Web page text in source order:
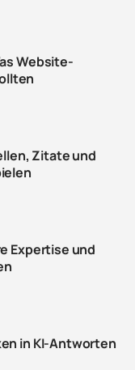
Website-
Zitate und
Expertise und
in KI-Antworten